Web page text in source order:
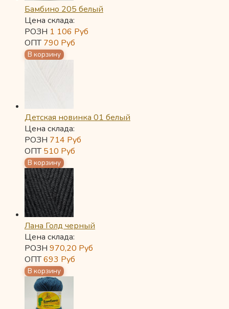
Бамбино 205 белый
Цена склада:
РОЗН 1 106 Руб
ОПТ790 Руб
Детская новинка 01 белый
Цена склада:
РОЗН 714 Руб
ОПТ510 Руб
Лана Голд черный
Цена склада:
РОЗН 970,20 Руб
ОПТ693 Руб